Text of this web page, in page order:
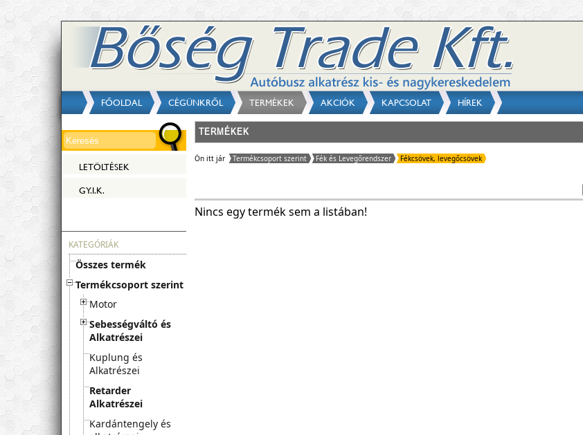
FŐOLDAL CÉGÜNKRŐL TERMÉKEK AKCIÓK KAPCSOLAT HÍREK
LETÖLTÉSEK
GY.I.K.
KATEGÓRIÁK
Összes termék
Termékcsoport szerint
Motor
Sebességváltó és
Alkatrészei
Kuplung és
Alkatrészei
Retarder
Alkatrészei
Kardántengely és
TERMÉKEK
Ön itt jár Termékcsoport szerint Fék és Levegőrendszer Fékcsövek, levegőcsövek
Nincs egy termék sem a listában!